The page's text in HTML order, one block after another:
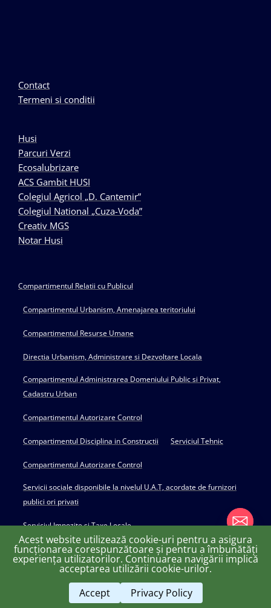
Contact
Termeni si conditii
Husi
Parcuri Verzi
Ecosalubrizare
ACS Gambit HUSI
Colegiul Agricol „D. Cantemir”
Colegiul National „Cuza-Voda”
Creativ MGS
Notar Husi
Compartimentul Relatii cu Publicul
Compartimentul Urbanism, Amenajarea teritoriului
Compartimentul Resurse Umane
Directia Urbanism, Administrare si Dezvoltare Locala
Compartimentul Administrarea Domeniului Public si Privat,
Cadastru Urban
Compartimentul Autorizare Control
Compartimentul Disciplina in Constructii Serviciul Tehnic
Compartimentul Autorizare Control
Servicii sociale disponibile la nivelul U.A.T, acordate de furnizori
publici ori privati
Serviciul Impozite si Taxe Locale
Copyright © 2022 Primăria Huși - powered by Creativ MGS
Acest website utilizează cookie-uri pentru a asigura
funcționarea corespunzătoare și pentru a îmbunătăți
experiența utilizatorilor. Continuarea navigării implică
acceptarea utilizării cookie-urilor.
Accept
Privacy Policy
chaty